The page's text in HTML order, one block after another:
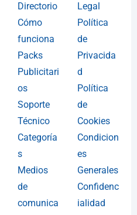
Directorio
Cómo
funciona
Packs
Publicitari
os
Soporte
Técnico
Categoría
s
Medios
de
comunica
Legal
Política
de
Privacida
d
Política
de
Cookies
Condicion
es
Generales
Confidenc
ialidad